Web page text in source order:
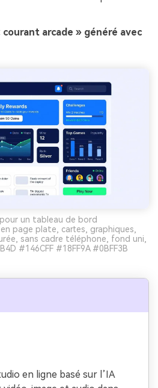
courant arcade » généré avec
un tableau de bord
page plate, cartes, graphiques,
sans cadre téléphone, fond uni,
#146CFF #18FF9A #0BFF3B
en ligne basé sur l’IA